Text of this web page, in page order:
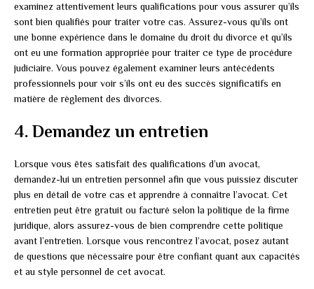
examinez attentivement leurs qualifications pour vous assurer qu’ils
sont bien qualifiés pour traiter votre cas. Assurez-vous qu’ils ont
une bonne expérience dans le domaine du droit du divorce et qu’ils
ont eu une formation appropriée pour traiter ce type de procédure
judiciaire. Vous pouvez également examiner leurs antécédents
professionnels pour voir s’ils ont eu des succès significatifs en
matière de règlement des divorces.
4. Demandez un entretien
Lorsque vous êtes satisfait des qualifications d’un avocat,
demandez-lui un entretien personnel afin que vous puissiez discuter
plus en détail de votre cas et apprendre à connaître l’avocat. Cet
entretien peut être gratuit ou facturé selon la politique de la firme
juridique, alors assurez-vous de bien comprendre cette politique
avant l’entretien. Lorsque vous rencontrez l’avocat, posez autant
de questions que nécessaire pour être confiant quant aux capacités
et au style personnel de cet avocat.